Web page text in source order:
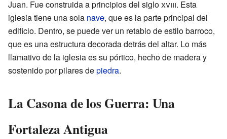
Juan. Fue construida a principios del sigloxviii. Esta
iglesia tiene una sola nave, que es la parte principal del
edificio. Dentro, se puede ver un retablo de estilo barroco,
que es una estructura decorada detrás del altar. Lo más
llamativo de la iglesia es su pórtico, hecho de madera y
sostenido por pilares depiedra.
La Casona de los Guerra: Una
Fortaleza Antigua